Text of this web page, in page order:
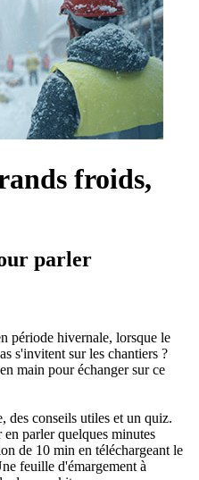
froids,
parler
période hivernale, lorsque le
s'invitent sur les chantiers ?
main pour échanger sur ce
des conseils utiles et un quiz.
parler quelques minutes
de 10 min en téléchargeant le
feuille d'émargement à